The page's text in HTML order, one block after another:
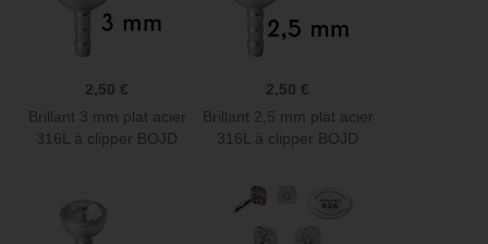
2,50 €
Brillant 3 mm plat acier
316L à clipper BOJD
2,50 €
Brillant 2,5 mm plat acier
316L à clipper BOJD